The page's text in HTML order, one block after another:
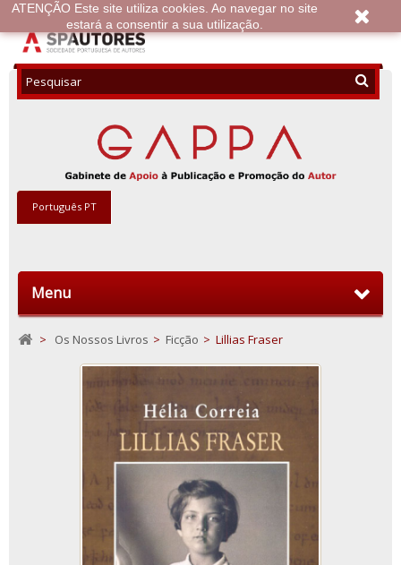
Menu
Português PT
> Os Nossos Livros > Ficção > Lillias Fraser
ATENÇÃO Este site utiliza cookies. Ao navegar no site
estará a consentir a sua utilização.